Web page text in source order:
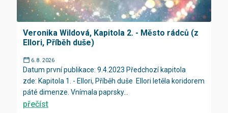
Veronika Wildová, Kapitola 2. - Město rádců (z
Ellori, Příběh duše)
6. 8. 2026
Datum první publikace: 9.4.2023 Předchozí kapitola
zde: Kapitola 1. - Ellori, Příběh duše Ellori letěla koridorem
páté dimenze. Vnímala paprsky...
přečíst